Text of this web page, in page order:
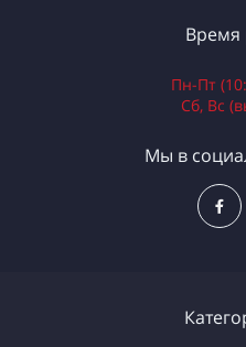
Время
Пн-Пт
Сб, Вс
Мы в